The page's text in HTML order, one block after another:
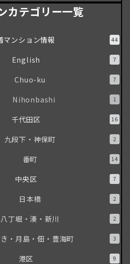
カテゴリー一覧
マンション情報 44
English 7
Chuo-ku 7
Nihonbashi 1
千代田区 16
九段下・神保町 2
番町 14
中央区 7
日本橋 2
八丁堀・湊・新川 2
・月島・佃・豊海町 3
港区 9